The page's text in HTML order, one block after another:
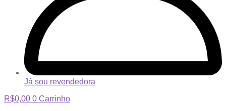
Já sou revendedora
R$0,00 0 Carrinho